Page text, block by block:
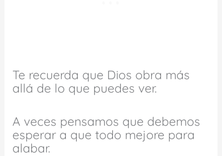
Te recuerda que Dios obra más
allá de lo que puedes ver.
A veces pensamos que debemos
esperar a que todo mejore para
alabar.